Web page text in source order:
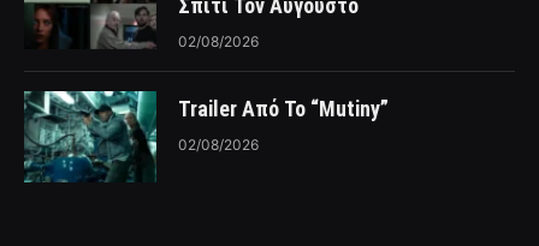
02/08/2026
Trailer Από Το “Mutiny”
02/08/2026